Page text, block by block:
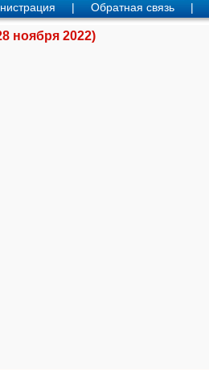
| Обратная связь |
ноября 2022)